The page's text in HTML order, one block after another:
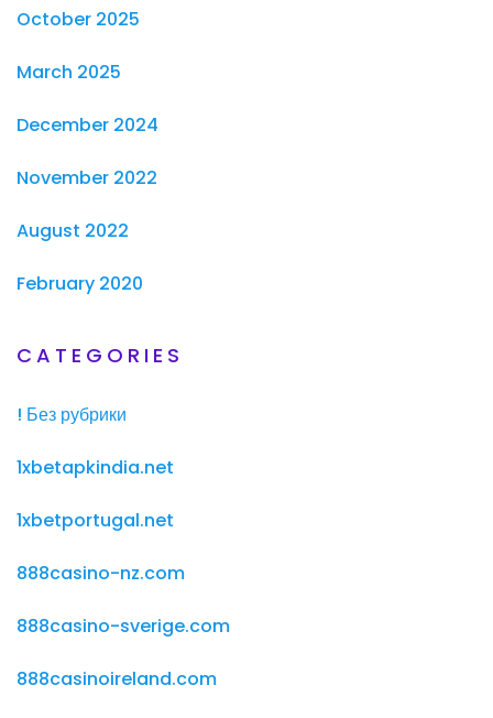
October 2025
March 2025
December 2024
November 2022
August 2022
February 2020
CATEGORIES
! Без рубрики
1xbetapkindia.net
1xbetportugal.net
888casino-nz.com
888casino-sverige.com
888casinoireland.com